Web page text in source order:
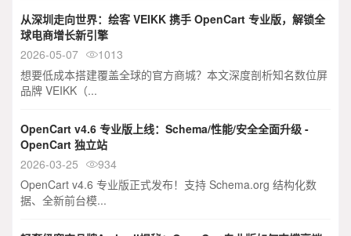
从深圳走向世界：绘客 VEIKK 携手 OpenCart 专业版，解锁全
球电商增长新引擎
2026-05-07
1013
想要低成本搭建覆盖全球的官方商城？本文深度剖析知名数位屏
品牌 VEIKK（...
OpenCart v4.6 专业版上线：Schema/性能/安全全面升级 -
OpenCart 独立站
2026-03-25
934
OpenCart v4.6 专业版正式发布！支持 Schema.org 结构化数
据、全新前台模...